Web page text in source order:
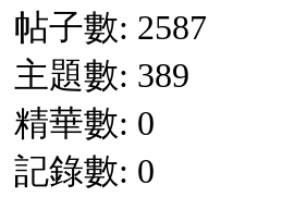
帖子數: 2587
主題數: 389
精華數: 0
記錄數: 0